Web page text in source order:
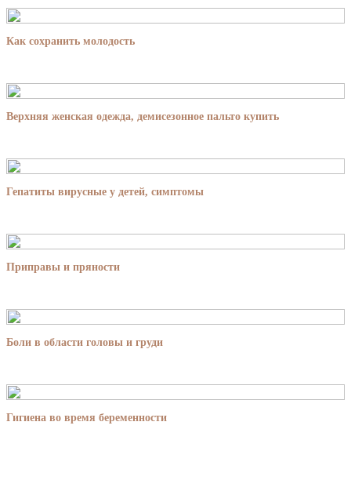
Как сохранить молодость
Верхняя женская одежда, демисезонное пальто купить
Гепатиты вирусные у детей, симптомы
Приправы и пряности
Боли в области головы и груди
Гигиена во время беременности